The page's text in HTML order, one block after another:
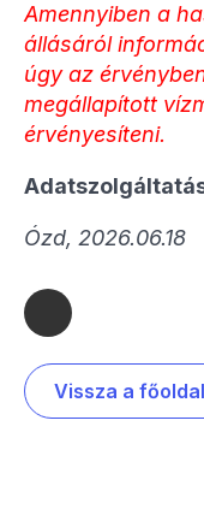
Amennyiben a
állásáról
úgy az
megállapított
érvényesíteni.
Ózd, 2026.06.18
Vissza a